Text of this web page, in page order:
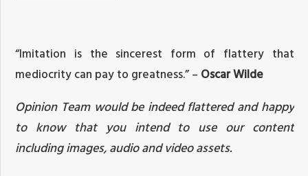
“Imitation is the sincerest form of flattery that
mediocrity can pay to greatness.” – Oscar Wilde
Opinion Team would be indeed flattered and happy
to know that you intend to use our content
including images, audio and video assets.